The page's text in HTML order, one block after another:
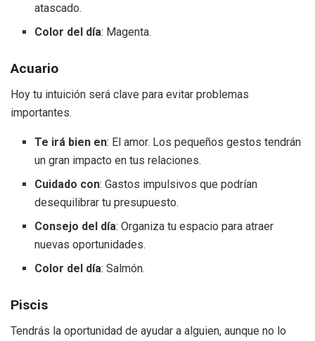
atascado.
Color del día: Magenta.
Acuario
Hoy tu intuición será clave para evitar problemas
importantes.
Te irá bien en: El amor. Los pequeños gestos tendrán
un gran impacto en tus relaciones.
Cuidado con: Gastos impulsivos que podrían
desequilibrar tu presupuesto.
Consejo del día: Organiza tu espacio para atraer
nuevas oportunidades.
Color del día: Salmón.
Piscis
Tendrás la oportunidad de ayudar a alguien, aunque no lo